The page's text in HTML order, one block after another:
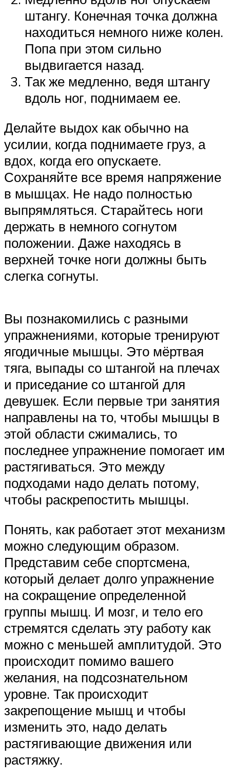
штангу. Конечная точка должна
находиться немного ниже колен.
Попа при этом сильно
выдвигается назад.
Так же медленно, ведя штангу
вдоль ног, поднимаем ее.
Делайте выдох как обычно на
усилии, когда поднимаете груз, а
вдох, когда его опускаете.
Сохраняйте все время напряжение
в мышцах. Не надо полностью
выпрямляться. Старайтесь ноги
держать в немного согнутом
положении. Даже находясь в
верхней точке ноги должны быть
слегка согнуты.
Вы познакомились с разными
упражнениями, которые тренируют
ягодичные мышцы. Это мёртвая
тяга, выпады со штангой на плечах
и приседание со штангой для
девушек. Если первые три занятия
направлены на то, чтобы мышцы в
этой области сжимались, то
последнее упражнение помогает им
растягиваться. Это между
подходами надо делать потому,
чтобы раскрепостить мышцы.
Понять, как работает этот механизм
можно следующим образом.
Представим себе спортсмена,
который делает долго упражнение
на сокращение определенной
группы мышц. И мозг, и тело его
стремятся сделать эту работу как
можно с меньшей амплитудой. Это
происходит помимо вашего
желания, на подсознательном
уровне. Так происходит
закрепощение мышц и чтобы
изменить это, надо делать
растягивающие движения или
растяжку.